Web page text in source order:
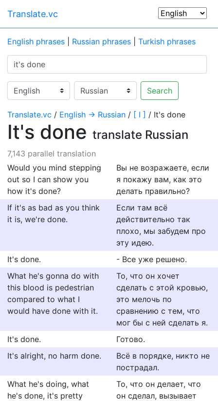
Translate.vc
English phrases Russian phrases Turkish phrases
Search
Translate.vc / English → Russian / [ I ] / It's done
It's done translate Russian
7,143 parallel translation
Would you mind stepping
out so I can show you
how it's done?
Вы не возражаете, если
я покажу вам, как это
делать правильно?
If it's as bad as you think
it is, we're done.
Если там всё
действительно так
плохо, мы забудем про
эту идею.
It's done.
- Все уже решено.
What he's gonna do with
this blood is pedestrian
compared to what I
would have done with it.
То, что он хочет
сделать с этой кровью,
это мелочь по
сравнению с тем, что
мог бы с ней сделать я.
It's done.
Готово.
It's alright, no harm done.
Всё в порядке, никто не
пострадал.
What he's doing, what
he's done, it's pretty
То, что он делает, что
он сделал, вызывает